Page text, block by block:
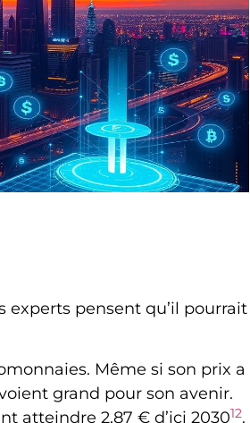
experts pensent qu’il pourrait
Même si son prix a
grand pour son avenir.
atteindre 2,87 € d’ici 203012.